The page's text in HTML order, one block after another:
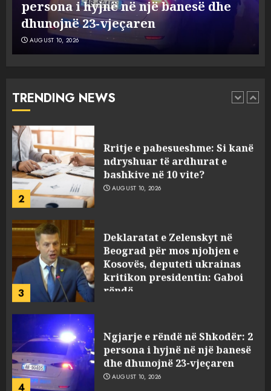
Brajoviçit për sherrin në burgun e
Fierit, pezullohen 4 punonjës
AUGUST 9, 2026
TRENDING NEWS
5
në burgun e Fierit, pezullohen
4 punonjës
AUGUST 9, 2026
1
130 mijë njerëz ikin çdo vit:
AUGUST 10, 2026
2
Rritje e pabesueshme: Si kanë
ndryshuar të ardhurat e
bashkive në 10 vite?
AUGUST 10, 2026
3
Deklaratat e Zelenskyt në
Beograd për mos njohjen e
Kosovës, deputeti ukrainas
kritikon presidentin: Gaboi
rëndë
4
Ngjarje e rëndë në Shkodër: 2
persona i hyjnë në një banesë
dhe dhunojnë 23-vjeçaren
AUGUST 10, 2026